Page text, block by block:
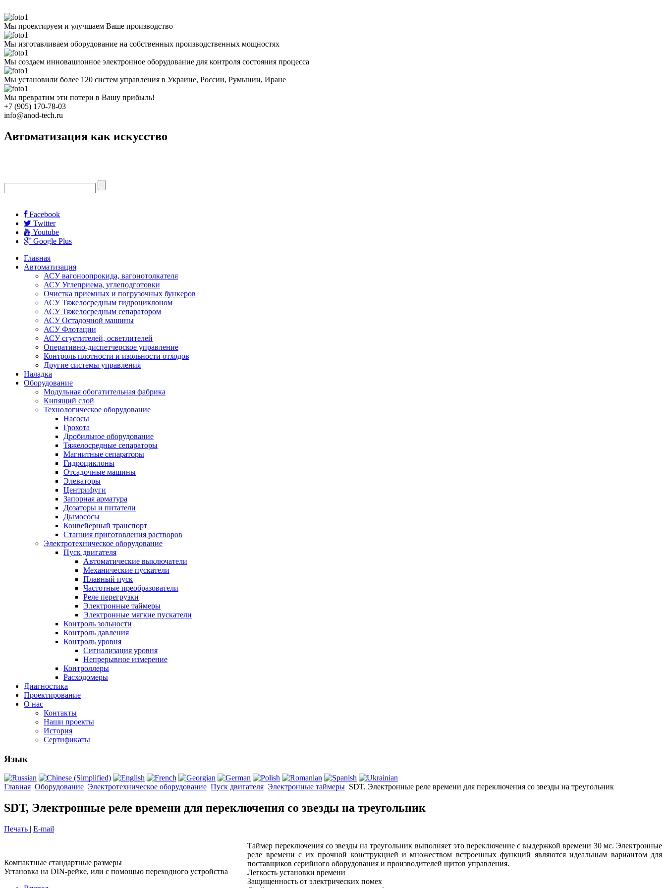
Мы проектируем и улучшаем Ваше производство
Мы изготавливаем оборудование на собственных производственных мощностях
Мы создаем инновационное электронное оборудование для контроля состояния процесса
Мы установили более 120 систем управления в Украине, России, Румынии, Иране
Мы превратим эти потери в Вашу прибыль!
+7 (905) 170-78-03
info@anod-tech.ru
Автоматизация как искусство
Facebook
Twitter
Youtube
Google Plus
Главная
Автоматизация
АСУ вагоноопрокида, вагонотолкателя
АСУ Углеприема, углеподготовки
Очистка приемных и погрузочных бункеров
АСУ Тяжелосредным гидроциклоном
АСУ Тяжелосредным сепаратором
АСУ Остадочной машины
АСУ Флотации
АСУ сгустителей, осветлителей
Оперативно-диспетчерское управление
Контроль плотности и изольности отходов
Другие системы управления
Наладка
Оборудование
Модульная обогатительная фабрика
Кипящий слой
Технологическое оборудование
Насoсы
Грохота
Дробильное оборудование
Тяжелосредные сепараторы
Магнитные сепараторы
Гидроциклоны
Отсадочные машины
Элеваторы
Центрифуги
Запорная арматура
Дозаторы и питатели
Дымососы
Конвейерный транспорт
Станция приготовления растворов
Электротехническое оборудование
Пуск двигателя
Автоматические выключатели
Механические пускатели
Плавный пуск
Частотные преобразователи
Реле перегрузки
Электронные таймеры
Электронные мягкие пускатели
Контроль зольности
Контроль давления
Контроль уровня
Сигнализация уровня
Непрерывное измерение
Контроллеры
Расходомеры
Диагностика
Проектирование
О нас
Контакты
Наши проекты
История
Сертификаты
Язык
Главная Оборудование Электротехническое оборудование Пуск двигателя Электронные таймеры SDT, Электронные реле времени для переключения со звезды на треугольник
SDT, Электронные реле времени для переключения со звезды на треугольник
Печать | E-mail
Таймер переключения со звезды на треугольник выполняет это переключение с выдержкой времени 30 мс. Электронные
реле времени с их прочной конструкцией и множеством встроенных функций являются идеальным вариантом для
поставщиков серийного оборудования и производителей щитов управления.
Легкость установки времени
Защищенность от электрических помех
Компактные стандартные размеры
Установка на DIN-рейке, или с помощью переходного устройства